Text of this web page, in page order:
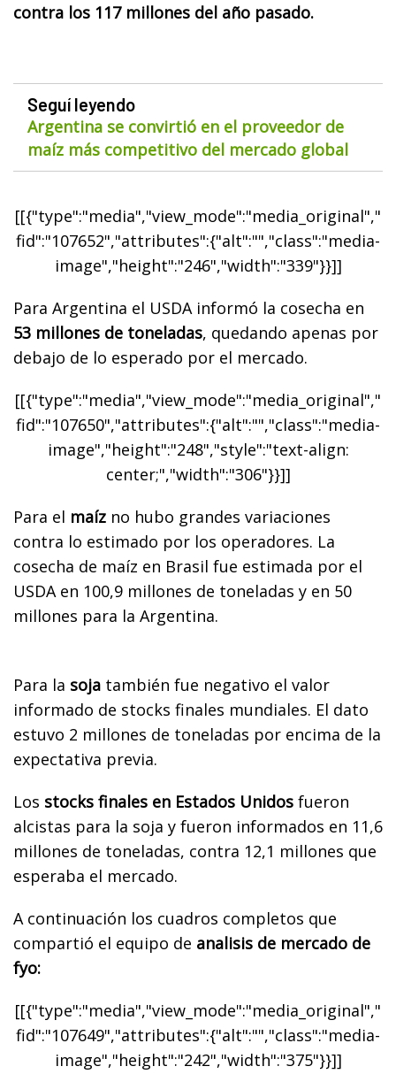
contra los 117 millones del año pasado.
Seguí leyendo
Argentina se convirtió en el proveedor de
maíz más competitivo del mercado global
[[{"type":"media","view_mode":"media_original","
fid":"107652","attributes":{"alt":"","class":"media-
image","height":"246","width":"339"}}]]
Para Argentina el USDA informó la cosecha en
53 millones de toneladas, quedando apenas por
debajo de lo esperado por el mercado.
[[{"type":"media","view_mode":"media_original","
fid":"107650","attributes":{"alt":"","class":"media-
image","height":"248","style":"text-align:
center;","width":"306"}}]]
Para el maíz no hubo grandes variaciones
contra lo estimado por los operadores. La
cosecha de maíz en Brasil fue estimada por el
USDA en 100,9 millones de toneladas y en 50
millones para la Argentina.
Para la soja también fue negativo el valor
informado de stocks finales mundiales. El dato
estuvo 2 millones de toneladas por encima de la
expectativa previa.
Los stocks finales en Estados Unidos fueron
alcistas para la soja y fueron informados en 11,6
millones de toneladas, contra 12,1 millones que
esperaba el mercado.
A continuación los cuadros completos que
compartió el equipo de analisis de mercado de
fyo:
[[{"type":"media","view_mode":"media_original","
fid":"107649","attributes":{"alt":"","class":"media-
image","height":"242","width":"375"}}]]